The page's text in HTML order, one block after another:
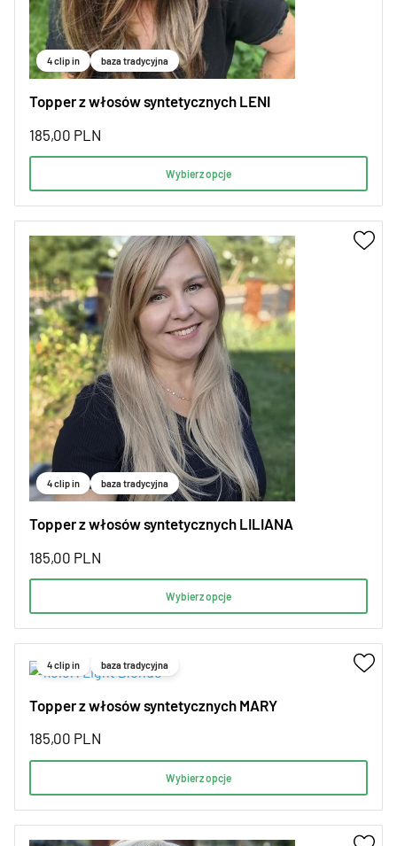
4 clip in baza tradycyjna
Topper z włosów syntetycznych LENI
185,00 PLN
Wybierz opcje
4 clip in baza tradycyjna
Topper z włosów syntetycznych LILIANA
185,00 PLN
Wybierz opcje
4 clip in baza tradycyjna
Topper z włosów syntetycznych MARY
185,00 PLN
Wybierz opcje